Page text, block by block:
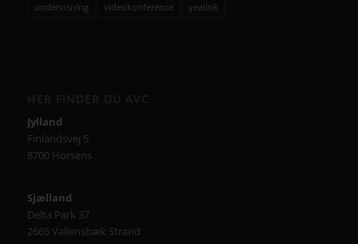
undervisning
videokonference yealink
Jylland
Finlandsvej 5
8700 Horsens
Sjælland
Delta Park 37
2665 Vallensbæk Strand